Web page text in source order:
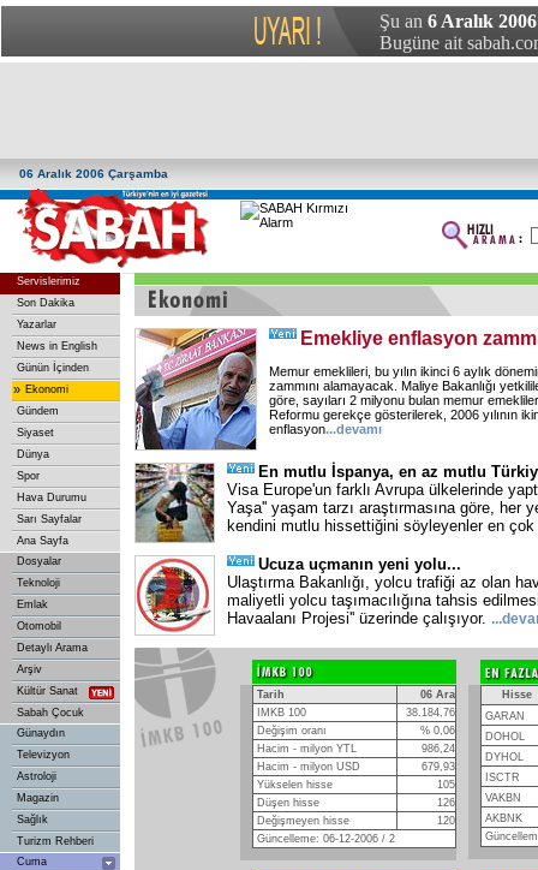
Şu an 6 Aralık
Bugüne ait
06 Aralık 2006 Çarşamba
Servislerimiz
Son Dakika
Yazarlar
News in English
Günün İçinden
» Ekonomi
Gündem
Siyaset
Dünya
Spor
Hava Durumu
Sarı Sayfalar
Ana Sayfa
Dosyalar
Teknoloji
Emlak
Otomobil
Detaylı Arama
Arşiv
Kültür Sanat
Sabah Çocuk
Günaydın
Televizyon
Astroloji
Magazin
Sağlık
Turizm Rehberi
Cuma
Emekliye enflasyon
Memur emeklileri, bu yılın ikinci 6 aylık
zammını alamayacak. Maliye Bakanlığı
göre, sayıları 2 milyonu bulan memur
Reformu gerekçe gösterilerek, 2006 yılının
enflasyon...devamı
En mutlu İspanya, en az mutlu
Visa Europe'un farklı Avrupa ülkelerinde
Yaşa'' yaşam tarzı araştırmasına göre, her
kendini mutlu hissettiğini söyleyenler en
Ucuza uçmanın yeni yolu...
Ulaştırma Bakanlığı, yolcu trafiği az olan
maliyetli yolcu taşımacılığına tahsis
Havaalanı Projesi'' üzerinde çalışıyor. ...
Tarih
06 Ara
IMKB 100
38.184,76
Değişim oranı
% 0,06
Hacim - milyon YTL
986,24
Hacim - milyon USD
679,93
Yükselen hisse
105
Düşen hisse
126
Değişmeyen hisse
120
Güncelleme: 06-12-2006 / 2
Hisse
GARAN
DOHOL
DYHOL
ISCTR
VAKBN
AKBNK